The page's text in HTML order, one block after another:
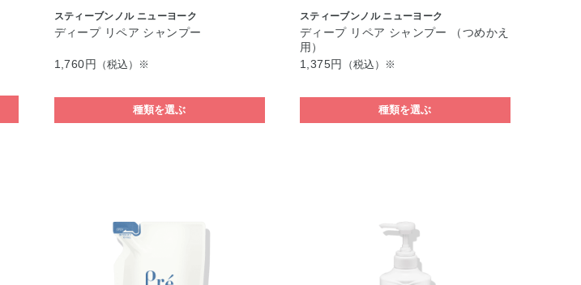
スティーブンノル ニューヨーク
ディープ リペア シャンプー
1,760円 （税込）※
種類を選ぶ
スティーブンノル ニューヨーク
ディープ リペア シャンプー （つめかえ
用）
1,375円
（税込）※
種類を選ぶ